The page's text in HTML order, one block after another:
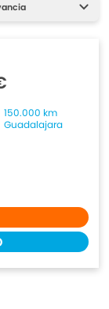
150.000 km
Guadalajara